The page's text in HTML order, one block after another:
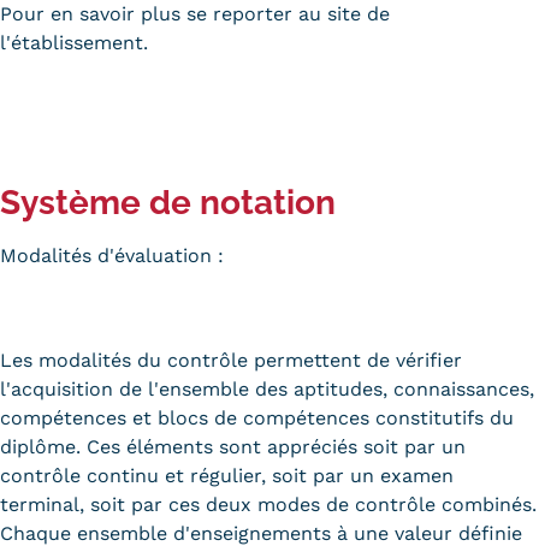
Pour en savoir plus se reporter au site de
l'établissement.
Système de notation
Modalités d'évaluation :
Les modalités du contrôle permettent de vérifier
l'acquisition de l'ensemble des aptitudes, connaissances,
compétences et blocs de compétences constitutifs du
diplôme. Ces éléments sont appréciés soit par un
contrôle continu et régulier, soit par un examen
terminal, soit par ces deux modes de contrôle combinés.
Chaque ensemble d'enseignements à une valeur définie